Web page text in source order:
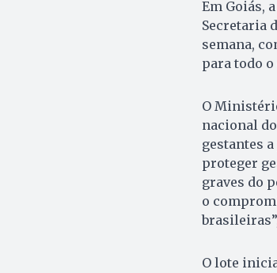
Em Goiás,
Secretaria
semana,
para todo o
O
nacional
gestantes
proteger
graves do
o
O lote